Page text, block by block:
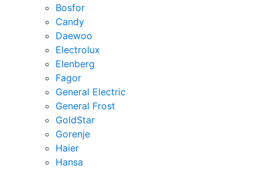
Bosfor
Candy
Daewoo
Electrolux
Elenberg
Fagor
General Electric
General Frost
GoldStar
Gorenje
Haier
Hansa